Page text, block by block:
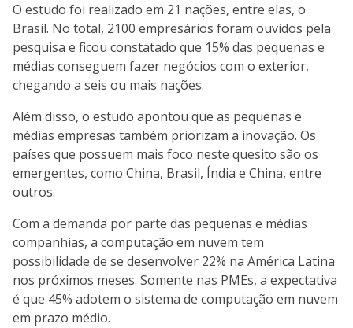
O estudo foi realizado em 21 nações, entre elas, o
Brasil. No total, 2100 empresários foram ouvidos pela
pesquisa e ficou constatado que 15% das pequenas e
médias conseguem fazer negócios com o exterior,
chegando a seis ou mais nações.
Além disso, o estudo apontou que as pequenas e
médias empresas também priorizam a inovação. Os
países que possuem mais foco neste quesito são os
emergentes, como China, Brasil, Índia e China, entre
outros.
Com a demanda por parte das pequenas e médias
companhias, a computação em nuvem tem
possibilidade de se desenvolver 22% na América Latina
nos próximos meses. Somente nas PMEs, a expectativa
é que 45% adotem o sistema de computação em nuvem
em prazo médio.